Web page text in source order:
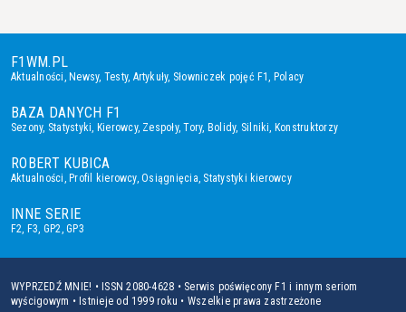
F1WM.PL
Aktualności, Newsy, Testy, Artykuły, Słowniczek pojęć F1, Polacy
BAZA DANYCH F1
Sezony, Statystyki, Kierowcy, Zespoły,Tory, Bolidy, Silniki, Konstruktorzy
ROBERT KUBICA
Aktualności, Profil kierowcy,Osiągnięcia, Statystyki kierowcy
INNE SERIE
F2, F3, GP2,GP3
WYPRZEDŹ MNIE! • ISSN 2080-4628 • Serwis poświęcony F1 i innym seriom
wyścigowym • Istnieje od 1999 roku • Wszelkie prawa zastrzeżone